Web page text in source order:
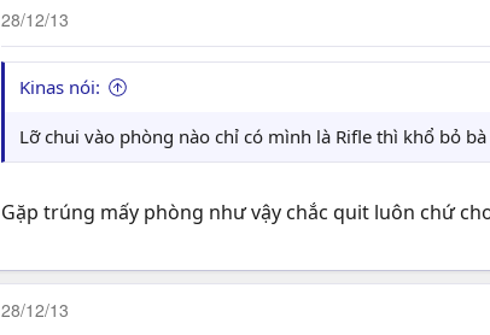
28/12/13
Kinas nói:
Lỡ chui vào phòng nào chỉ có mình là Rifle thì khổ bỏ
Gặp trúng mấy phòng như vậy chắc quit luôn chứ
28/12/13